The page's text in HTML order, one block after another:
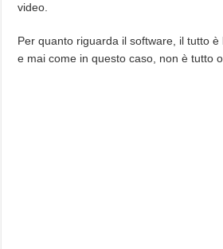
video.
Per quanto riguarda il software, il tutto
e mai come in questo caso, non è tutto